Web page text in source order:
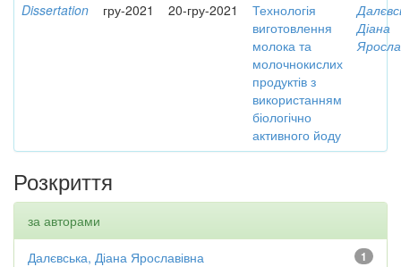
Dissertation гру-2021 20-гру-2021
Технологія
виготовлення
молока та
молочнокислих
продуктів з
використанням
біологічно
активного йоду
Діана
Розкриття
за авторами
1
Далєвська, Діана Ярославівна